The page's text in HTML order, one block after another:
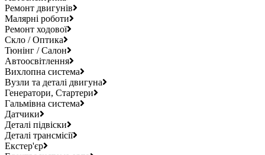
Ремонт двигунів
Малярні роботи
Ремонт ходової
Скло / Оптика
Тюнінг / Салон
Автоосвітлення
Вихлопна система
Вузли та деталі двигуна
Генератори, Стартери
Гальмівна система
Датчики
Деталі підвіски
Деталі трансмісії
Екстер'єр